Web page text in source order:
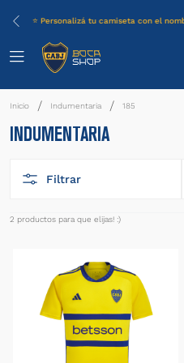
⭐ Personalizá tu camiseta con el
Indumentaria 185
INDUMENTARIA
Filtrar
2 productos